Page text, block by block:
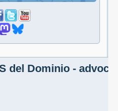
del Dominio -